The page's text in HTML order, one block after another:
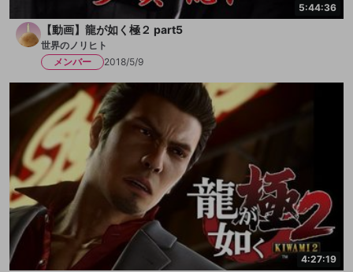
5:44:36
【動画】龍が如く極２ part5
世界のノリヒト
メンバー
2018/5/9
4:27:19